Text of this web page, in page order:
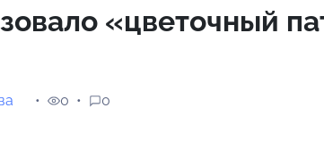
«цветочный
0 0